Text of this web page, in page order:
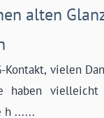
alten
Kontakt, vielen
haben
h ......